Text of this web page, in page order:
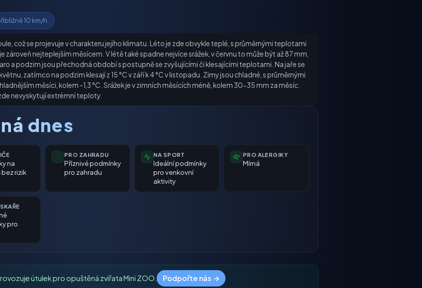
10 km/h.
což se projevuje v charakteru jejího klimatu. Léto je zde obvykle teplé, s průměrnými teplotami
zároveň nejteplejším měsícem. V létě také spadne nejvíce srážek, v červnu to může být až 87 mm,
a podzim jsou přechodná období s postupně se zvyšujícími či klesajícími teplotami. Na jaře se
zatímco na podzim klesají z 15 °C v září k 4 °C v listopadu. Zimy jsou chladné, s průměrnými
měsíci, kolem -1,3 °C. Srážek je v zimních měsících méně, kolem 30-35 mm za měsíc.
nevyskytují extrémní teploty.
dnes
na
rizik
PRO ZAHRADU
Příznivé podmínky
pro zahradu
NA SPORT
Ideální podmínky
pro venkovní
aktivity
PRO ALERGIKY
Mírná
pro
útulek pro opuštěná zvířata Mini ZOO. Podpořte nás →